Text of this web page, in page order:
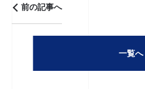
前の記事へ
一覧へ